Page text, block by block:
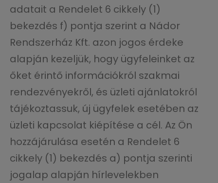
adatait a Rendelet 6 cikkely (1)
bekezdés f) pontja szerint a Nádor
Rendszerház Kft. azon jogos érdeke
alapján kezeljük, hogy ügyfeleinket az
őket érintő információkról szakmai
rendezvényekről, és üzleti ajánlatokról
tájékoztassuk, új ügyfelek esetében az
üzleti kapcsolat kiépítése a cél. Az Ön
hozzájárulása esetén a Rendelet 6
cikkely (1) bekezdés a) pontja szerinti
jogalap alapján hírlevelekben